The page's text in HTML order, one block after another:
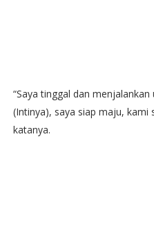
“Saya tinggal dan
(Intinya), saya siap maju, kami
katanya.